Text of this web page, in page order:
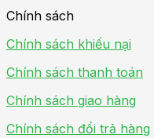
Chính sách
Chính sách khiếu nại
Chính sách thanh toán
Chính sách giao hàng
Chính sách đổi trả hàng